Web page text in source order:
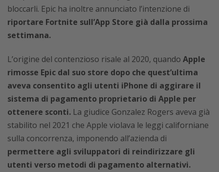
bloccarli. Epic ha inoltre annunciato l’intenzione di
riportare Fortnite sull’App Store già dalla prossima
settimana.
L’origine del contenzioso risale al 2020, quando Apple
rimosse Epic dal suo store dopo che quest’ultima
aveva consentito agli utenti iPhone di aggirare il
sistema di pagamento proprietario di Apple per
ottenere sconti. La giudice Gonzalez Rogers aveva già
stabilito nel 2021 che Apple violava le leggi californiane
sulla concorrenza, imponendo all’azienda di
permettere agli sviluppatori di reindirizzare gli
utenti verso metodi di pagamento alternativi.